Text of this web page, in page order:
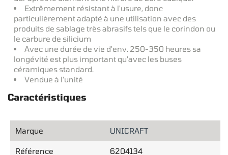
Extrêmement résistant à l'usure, donc
particulièrement adapté à une utilisation avec des
produits de sablage très abrasifs tels que le corindon ou
le carbure de silicium
Avec une durée de vie d'env. 250-350 heures sa
longévité est plus important qu'avec les buses
céramiques standard.
Vendue à l'unité
Caractéristiques
Marque UNICRAFT
Référence 6204134